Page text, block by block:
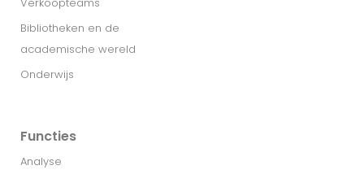
Verkoopteams
Bibliotheken en de
academische wereld
Onderwijs
Functies
Analyse